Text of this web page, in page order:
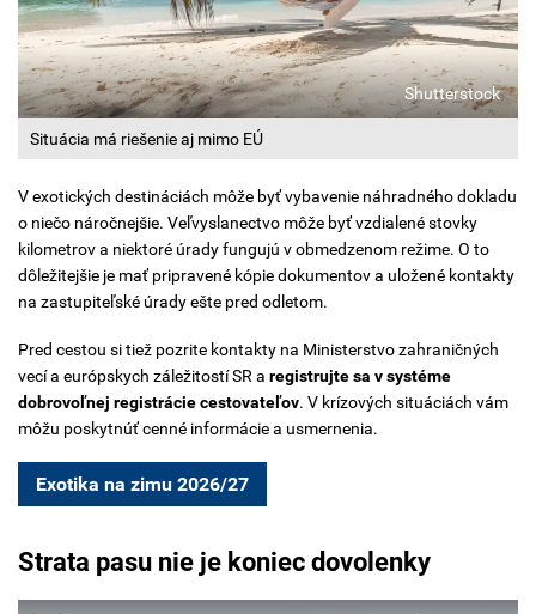
Situácia má riešenie aj mimo EÚ
Shutterstock
V exotických destináciách môže byť vybavenie náhradného dokladu
o niečo náročnejšie. Veľvyslanectvo môže byť vzdialené stovky
kilometrov a niektoré úrady fungujú v obmedzenom režime. O to
dôležitejšie je mať pripravené kópie dokumentov a uložené kontakty
na zastupiteľské úrady ešte pred odletom.
Pred cestou si tiež pozrite kontakty na Ministerstvo zahraničných
vecí a európskych záležitostí SR a registrujte sa v systéme
dobrovoľnej registrácie cestovateľov. V krízových situáciách vám
môžu poskytnúť cenné informácie a usmernenia.
Exotika na zimu 2026/27
Strata pasu nie je koniec dovolenky